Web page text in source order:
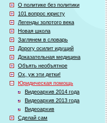
О политике без политики
101 вопрос юристу
Легенды золотого века
Новая школа
Заглянем в словарь
Дорогу осилит идущий
Доказательная медицина
Объять необъятное
Ох, уж эти детки!
Юридическая помощь
Видеоархив 2014 года
Видеоархив 2013 года
Видеоархив
Сделай сам